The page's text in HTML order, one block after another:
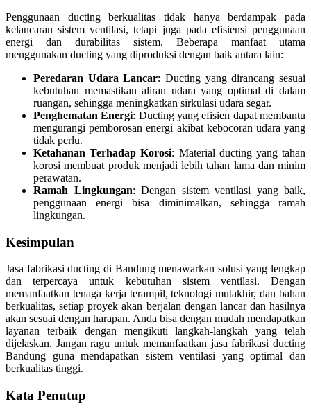
Penggunaan ducting berkualitas tidak hanya berdampak pada
kelancaran sistem ventilasi, tetapi juga pada efisiensi penggunaan
energi dan durabilitas sistem. Beberapa manfaat utama
menggunakan ducting yang diproduksi dengan baik antara lain:
Peredaran Udara Lancar: Ducting yang dirancang sesuai
kebutuhan memastikan aliran udara yang optimal di dalam
ruangan, sehingga meningkatkan sirkulasi udara segar.
Penghematan Energi: Ducting yang efisien dapat membantu
mengurangi pemborosan energi akibat kebocoran udara yang
tidak perlu.
Ketahanan Terhadap Korosi: Material ducting yang tahan
korosi membuat produk menjadi lebih tahan lama dan minim
perawatan.
Ramah Lingkungan: Dengan sistem ventilasi yang baik,
penggunaan energi bisa diminimalkan, sehingga ramah
lingkungan.
Kesimpulan
Jasa fabrikasi ducting di Bandung menawarkan solusi yang lengkap
dan terpercaya untuk kebutuhan sistem ventilasi. Dengan
memanfaatkan tenaga kerja terampil, teknologi mutakhir, dan bahan
berkualitas, setiap proyek akan berjalan dengan lancar dan hasilnya
akan sesuai dengan harapan. Anda bisa dengan mudah mendapatkan
layanan terbaik dengan mengikuti langkah-langkah yang telah
dijelaskan. Jangan ragu untuk memanfaatkan jasa fabrikasi ducting
Bandung guna mendapatkan sistem ventilasi yang optimal dan
berkualitas tinggi.
Kata Penutup